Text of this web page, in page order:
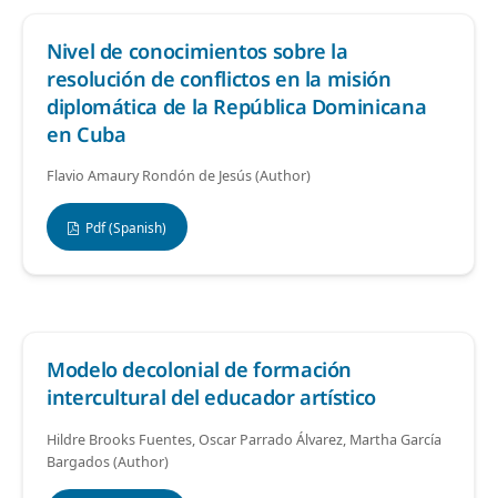
Nivel de conocimientos sobre la
resolución de conflictos en la misión
diplomática de la República Dominicana
en Cuba
Flavio Amaury Rondón de Jesús (Author)
Pdf (Spanish)
Modelo decolonial de formación
intercultural del educador artístico
Hildre Brooks Fuentes, Oscar Parrado Álvarez, Martha García
Bargados (Author)